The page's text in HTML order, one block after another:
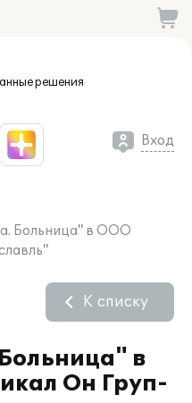
решения
Вход
Больница" в ООО
в
Он Груп-
К списку